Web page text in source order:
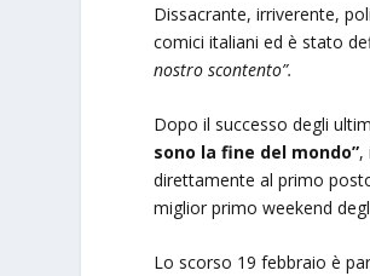
Dissacrante, irriverente,
comici italiani ed è stato
nostro scontento”.
Dopo il successo degli
sono la fine del mondo”,
direttamente al primo
miglior primo weekend
Lo scorso 19 febbraio è